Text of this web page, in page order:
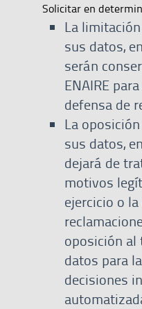
Solicitar en
La
sus datos,
serán
ENAIRE
defensa de
La
sus datos,
dejará de
motivos
ejercicio o
oposición
datos para
decisiones